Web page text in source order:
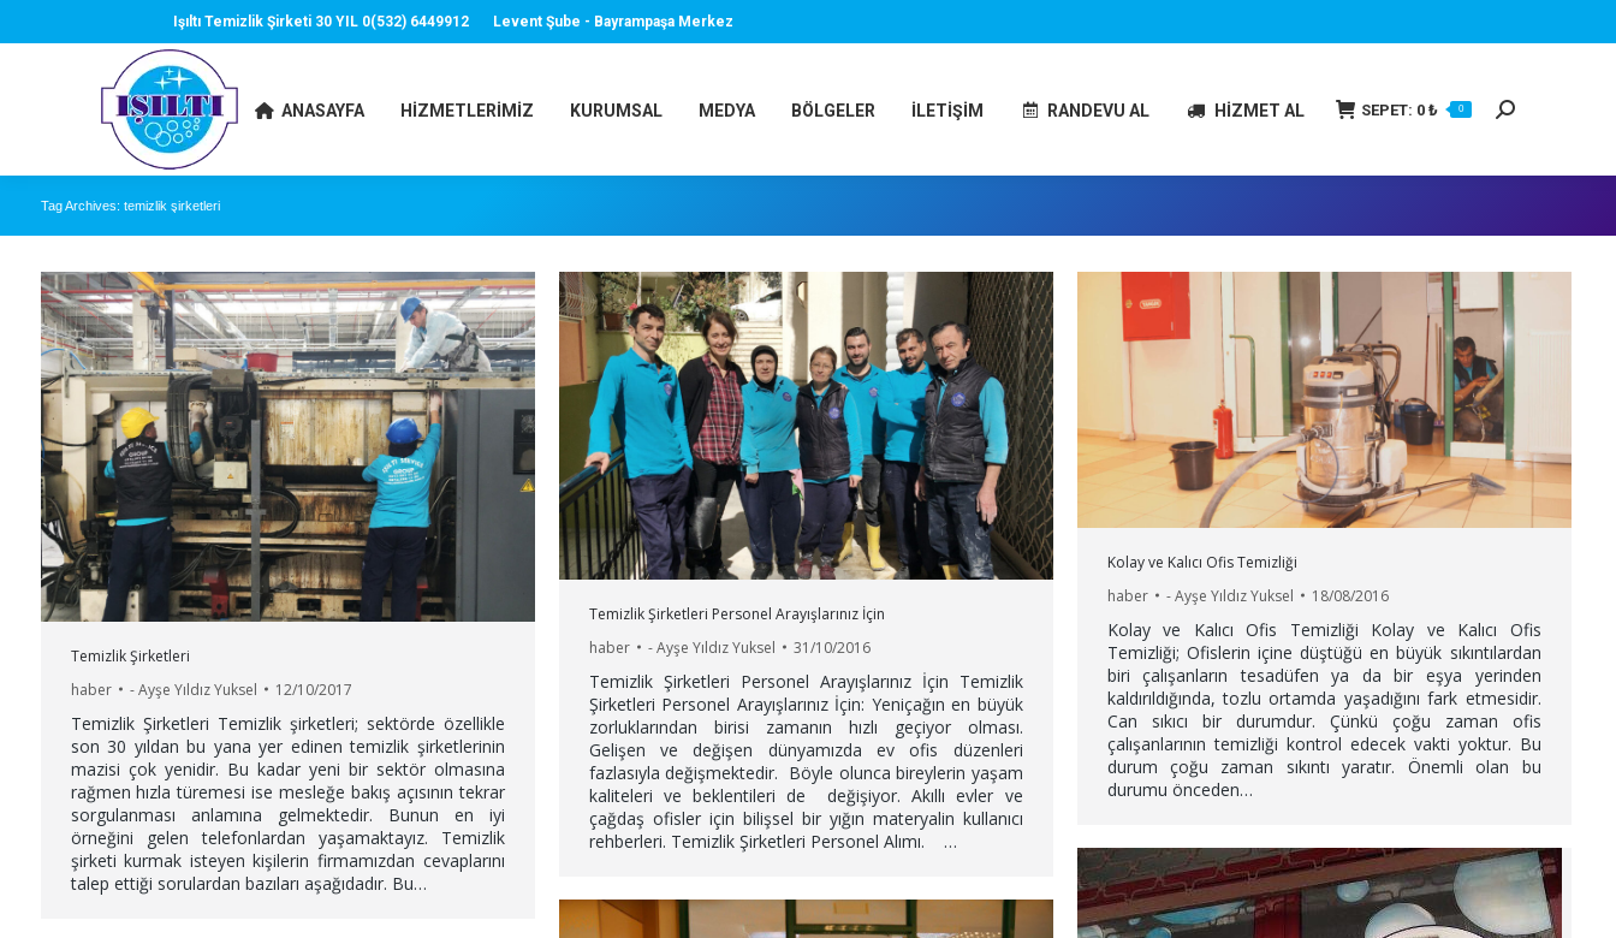
Işıltı Temizlik Şirketi 30 YIL 0(532) 6449912 Levent Şube - Bayrampaşa Merkez
ANASAYFA HIZMETLERIMIZ KURUMSAL MEDYA BÖLGELER İLETIŞIM RANDEVU AL HİZMET AL SEPET: 0₺ 0 Search:
Tag Archives: temizlik şirketleri
Temizlik Şirketleri
haber
-Ayşe Yıldız Yuksel 12/10/2017
Temizlik Şirketleri Temizlik şirketleri; sektörde özellikle
son 30 yıldan bu yana yer edinen temizlik şirketlerinin
mazisi çok yenidir. Bu kadar yeni bir sektör olmasına
rağmen hızla türemesi ise mesleğe bakış açısının tekrar
sorgulanması anlamına gelmektedir. Bunun en iyi
örneğini gelen telefonlardan yaşamaktayız. Temizlik
şirketi kurmak isteyen kişilerin firmamızdan cevaplarını
talep ettiği sorulardan bazıları aşağıdadır. Bu…
Temizlik Şirketleri Personel Arayışlarınız İçin
haber
-Ayşe Yıldız Yuksel 31/10/2016
Temizlik Şirketleri Personel Arayışlarınız İçin Temizlik
Şirketleri Personel Arayışlarınız İçin: Yeniçağın en büyük
zorluklarından birisi zamanın hızlı geçiyor olması.
Gelişen ve değişen dünyamızda ev ofis düzenleri
fazlasıyla değişmektedir. Böyle olunca bireylerin yaşam
kaliteleri ve beklentileri de değişiyor. Akıllı evler ve
çağdaş ofisler için bilişsel bir yığın materyalin kullanıcı
rehberleri. Temizlik Şirketleri Personel Alımı. …
Kolay ve Kalıcı Ofis Temizliği
haber
-Ayşe Yıldız Yuksel 18/08/2016
Kolay ve Kalıcı Ofis Temizliği Kolay ve Kalıcı Ofis
Temizliği; Ofislerin içine düştüğü en büyük sıkıntılardan
biri çalışanların tesadüfen ya da bir eşya yerinden
kaldırıldığında, tozlu ortamda yaşadığını fark etmesidir.
Can sıkıcı bir durumdur. Çünkü çoğu zaman ofis
çalışanlarının temizliği kontrol edecek vakti yoktur. Bu
durum çoğu zaman sıkıntı yaratır. Önemli olan bu
durumu önceden…